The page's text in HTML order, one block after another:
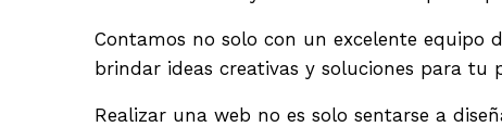
Contamos no solo con un excelente equipo
brindar ideas creativas y soluciones para tu
Realizar una web no es solo sentarse a